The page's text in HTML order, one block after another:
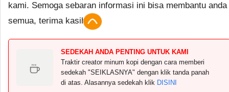
kami. Semoga sebaran informasi ini bisa membantu anda
semua, terima kasih.
SEDEKAH ANDA PENTING UNTUK KAMI
Traktir creator minum kopi dengan cara memberi
sedekah "SEIKLASNYA" dengan klik tanda panah
di atas. Alasannya sedekah klik DISINI